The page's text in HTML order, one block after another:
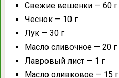
Свежие вешенки — 60 г
Чеснок — 10 г
Лук — 30 г
Масло сливочное — 20 г
Лавровый лист — 1 г
Масло оливковое — 15 г